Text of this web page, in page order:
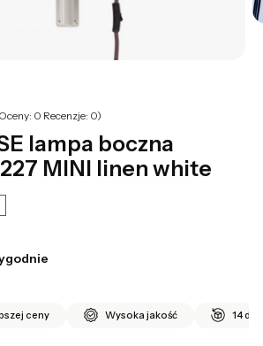
0 Recenzje: 0)
lampa boczna
MINI linen white
ceny Wysoka jakość 14 dni